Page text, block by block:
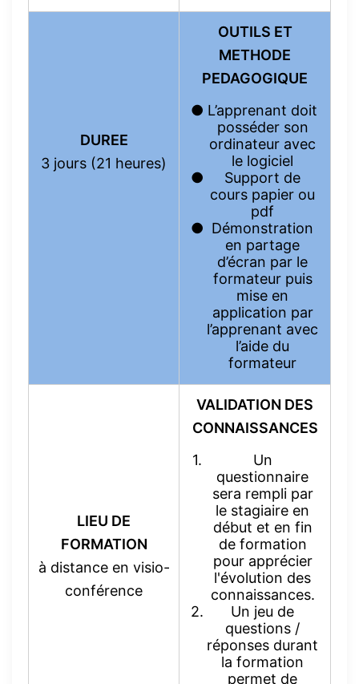
DUREE
3 jours (21 heures)
OUTILS ET
METHODE
PEDAGOGIQUE
L’apprenant doit
posséder son
ordinateur avec
le logiciel
Support de
cours papier ou
pdf
Démonstration
en partage
d’écran par le
formateur puis
mise en
application par
l’apprenant avec
l’aide du
formateur
LIEU DE
FORMATION
à distance en visio-
conférence
VALIDATION DES
CONNAISSANCES
Un
questionnaire
sera rempli par
le stagiaire en
début et en fin
de formation
pour apprécier
l'évolution des
connaissances.
Un jeu de
questions /
réponses durant
la formation
permet de